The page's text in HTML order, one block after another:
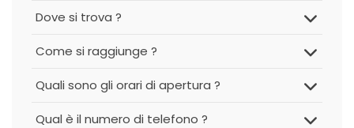
Dove si trova ?
Come si raggiunge ?
Quali sono gli orari di apertura ?
Qual è il numero di telefono ?